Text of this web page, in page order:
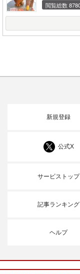
閲覧総数
新規登録
公式X
サービストップ
記事ランキング
ヘルプ